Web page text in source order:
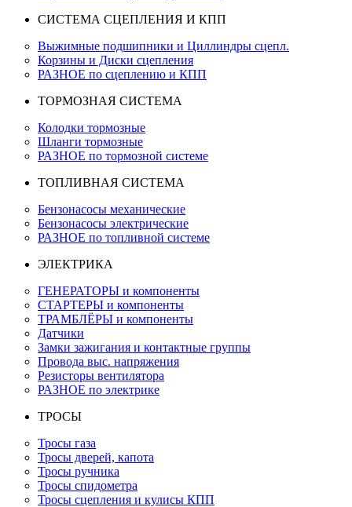
СИСТЕМА СЦЕПЛЕНИЯ И КПП
Выжимные подшипники и Циллиндры сцепл.
Корзины и Диски сцепления
РАЗНОЕ по сцеплению и КПП
ТОРМОЗНАЯ СИСТЕМА
Колодки тормозные
Шланги тормозные
РАЗНОЕ по тормозной системе
ТОПЛИВНАЯ СИСТЕМА
Бензонасосы механические
Бензонасосы электрические
РАЗНОЕ по топливной системе
ЭЛЕКТРИКА
ГЕНЕРАТОРЫ и компоненты
СТАРТЕРЫ и компоненты
ТРАМБЛЁРЫ и компоненты
Датчики
Замки зажигания и контактные группы
Провода выс. напряжения
Резисторы вентилятора
РАЗНОЕ по электрике
ТРОСЫ
Тросы газа
Тросы дверей, капота
Тросы ручника
Тросы спидометра
Тросы сцепления и кулисы КПП